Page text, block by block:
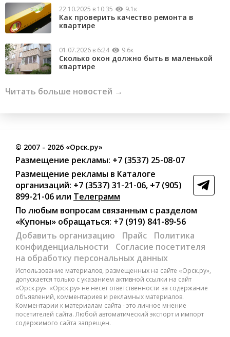
22.10.2025 в 10:35 9.1к
Как проверить качество ремонта в
квартире
01.07.2026 в 6:24 9.6к
Сколько окон должно быть в маленькой
квартире
Читать больше новостей →
© 2007 - 2026 «Орск.ру»
Размещение рекламы: +7 (3537) 25-08-07
Размещение рекламы в Каталоге
организаций: +7 (3537) 31-21-06, +7 (905)
899-21-06 или Телеграмм
По любым вопросам связанным с разделом
«Купоны» обращаться: +7 (919) 841-89-56
Добавить организацию
Прайс
Политика
конфиденциальности
Согласие посетителя
на обработку персональных данных
Использование материалов, размещенных на сайте «Орск.ру»,
допускается только с указанием активной ссылки на сайт
«Орск.ру». «Орск.ру» не несет ответственности за содержание
объявлений, комментариев и рекламных материалов.
Комментарии к материалам сайта - это личное мнение
посетителей сайта. Любой автоматический экспорт и импорт
содержимого сайта запрещен.